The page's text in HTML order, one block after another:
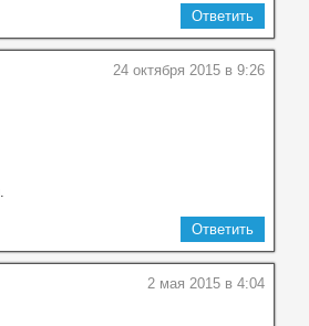
Ответить
24 октября 2015 в 9:26
Ответить
2 мая 2015 в 4:04